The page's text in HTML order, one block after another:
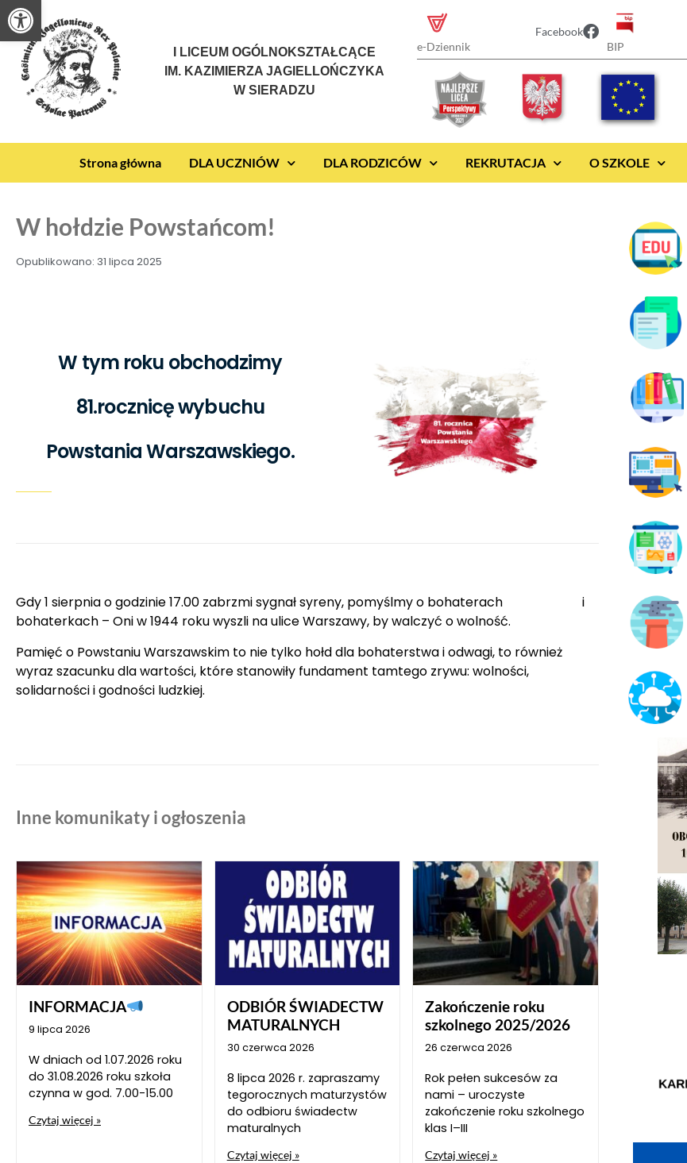
Otwórz pasek narzędzi
I LICEUM OGÓLNOKSZTAŁCĄCE
IM. KAZIMIERZA JAGIELLOŃCZYKA
W SIERADZU
e-Dziennik
Facebook
BIP
Strona główna DLA UCZNIÓW DLA RODZICÓW REKRUTACJA O SZKOLE
W hołdzie Powstańcom!
Opublikowano: 31 lipca 2025
W tym roku obchodzimy
81.rocznicę wybuchu
Powstania Warszawskiego.
Gdy 1 sierpnia o godzinie 17.00 zabrzmi sygnał syreny, pomyślmy o bohaterach i
bohaterkach – Oni w 1944 roku wyszli na ulice Warszawy, by walczyć o wolność.
Pamięć o Powstaniu Warszawskim to nie tylko hołd dla bohaterstwa i odwagi, to również
wyraz szacunku dla wartości, które stanowiły fundament tamtego zrywu: wolności,
solidarności i godności ludzkiej.
Inne komunikaty i ogłoszenia
INFORMACJA
9 lipca 2026
W dniach od 1.07.2026 roku
do 31.08.2026 roku szkoła
czynna w god. 7.00-15.00
Czytaj więcej »
ODBIÓR ŚWIADECTW
MATURALNYCH
30 czerwca 2026
8 lipca 2026 r. zapraszamy
tegorocznych maturzystów
do odbioru świadectw
maturalnych
Czytaj więcej »
Zakończenie roku
szkolnego 2025/2026
26 czerwca 2026
Rok pełen sukcesów za
nami – uroczyste
zakończenie roku szkolnego
klas I–III
Czytaj więcej »